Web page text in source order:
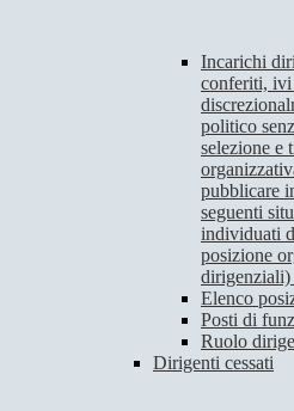
Incarichi
conferiti,
politico
selezione e
pubblicare
seguenti
individuati
posizione
dirigenziali)
Elenco
Posti di
Ruolo
Dirigenti cessati